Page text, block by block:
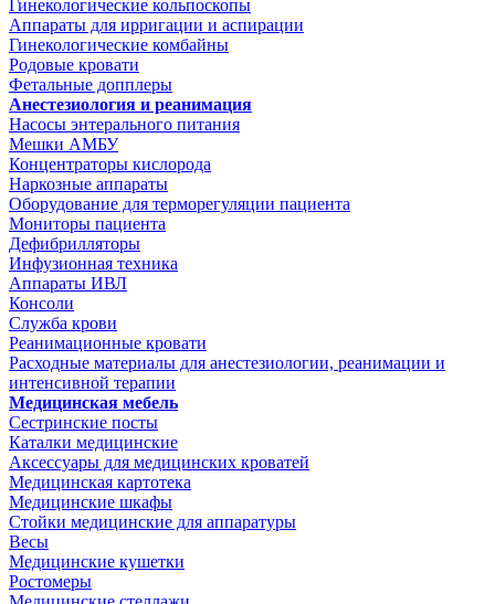
Гинекологические кольпоскопы
Аппараты для ирригации и аспирации
Гинекологические комбайны
Родовые кровати
Фетальные допплеры
Анестезиология и реанимация
Насосы энтерального питания
Мешки АМБУ
Концентраторы кислорода
Наркозные аппараты
Оборудование для терморегуляции пациента
Мониторы пациента
Дефибрилляторы
Инфузионная техника
Аппараты ИВЛ
Консоли
Служба крови
Реанимационные кровати
Расходные материалы для анестезиологии, реанимации и
интенсивной терапии
Медицинская мебель
Сестринские посты
Каталки медицинские
Аксессуары для медицинских кроватей
Медицинская картотека
Медицинские шкафы
Стойки медицинские для аппаратуры
Весы
Медицинские кушетки
Ростомеры